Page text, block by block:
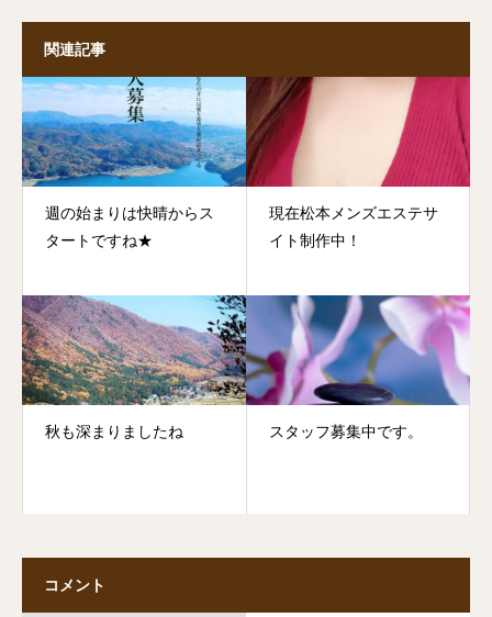
関連記事
週の始まりは快晴からス
タートですね★
現在松本メンズエステサ
イト制作中！
秋も深まりましたね スタッフ募集中です。
コメント